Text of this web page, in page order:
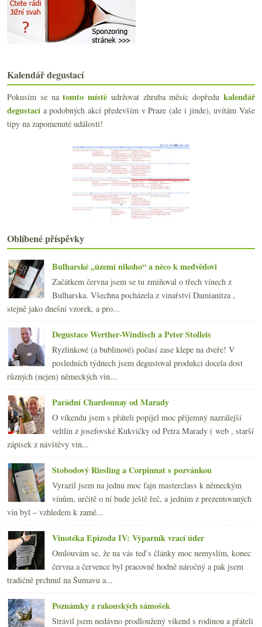
▼července
Winecaching, fotosoutěž a nahá nymfa
Decanter, Géčko, vlašáky, kamínky, Stavekgnac…
Pstruhařství Mlýny
Výsledky ankety „Odradí vás restaurační marže na v...
Nejen ryzlink v přírodě
Chladnička na dvě vína
Když Müller-Thurgau nadchne
7x ryzlinkové překyselení žaludku
Mizím do luhů a hájů Šumavy…
Ryzlinkový experiment i s vínografy
Jurský park – nebojte se vínosaurů!
S vůní petroleje aneb ryzlinkový experiment
Krvavě rudé víno z Transylvánie
Výsledky ankety „nejraději chodím na ochutnávky…“
Jahody a vyzrálé ročníkové šumivé rosé
Ryzlinky v podání Weingut Dönnhoff
►června(22)
►května(20)
► dubna(21)
►března(23)
►února(20)
►ledna(20)
2008 (270)
►2007(108)
Kalendář degustací
Pokusím se natomto místě udržovat zhruba měsíc dopředukalendář
degustacía podobných akcí především v Praze (ale i jinde), uvítám Vaše
tipy na zapomenuté události!
Oblíbené příspěvky
Bulharské „území nikoho“ a něco k medvědovi
Začátkem června jsem se tu zmiňoval o třech vínech z
Bulharska. Všechna pocházela z vinařství Damianitza ,
stejně jako dnešní vzorek, a pro...
Degustace Werther-Windisch a Peter Stolleis
Ryzlinkové (a bublinové) počasí zase klepe na dveře! V
posledních týdnech jsem degustoval produkci docela dost
různých (nejen) německých vin...
Parádní Chardonnay od Marady
O víkendu jsem s přáteli popíjel moc příjemný nazrálejší
veltlín z josefovské Kukvičky od Petra Marady ( web , starší
zápisek z návštěvy vin...
Stobodový Riesling a Corpinnat s pozvánkou
Vyrazil jsem na jednu moc fajn masterclass k německým
vínům, určitě o ní bude ještě řeč, a jedním z prezentovaných
vín byl – vzhledem k zamě...
Vinotéka Epizoda IV: Výparník vrací úder
Omlouvám se, že na vás teď s články moc nemyslím, konec
června a července byl pracovně hodně náročný a pak jsem
tradičně prchnul na Šumavu a...
Poznámky z rakouských sámošek
Strávil jsem nedávno prodloužený víkend s rodinou a přáteli